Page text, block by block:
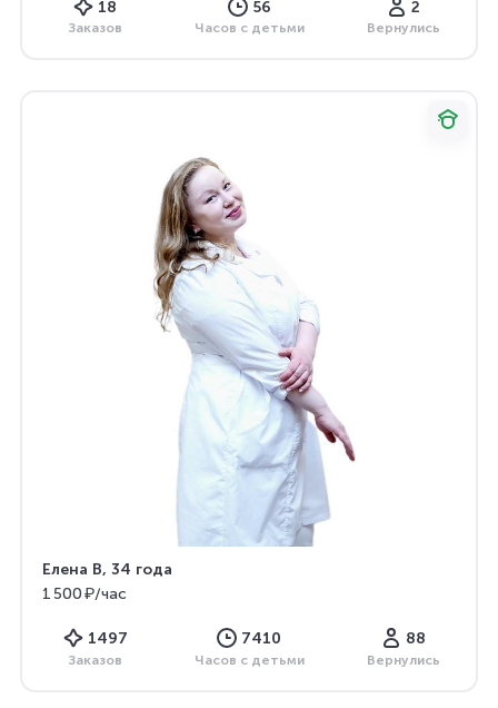
18
Заказов
56
Часов с детьми
2
Вернулись
Елена В, 34 года
1 500 ₽/час
1497
Заказов
7410
Часов с детьми
88
Вернулись